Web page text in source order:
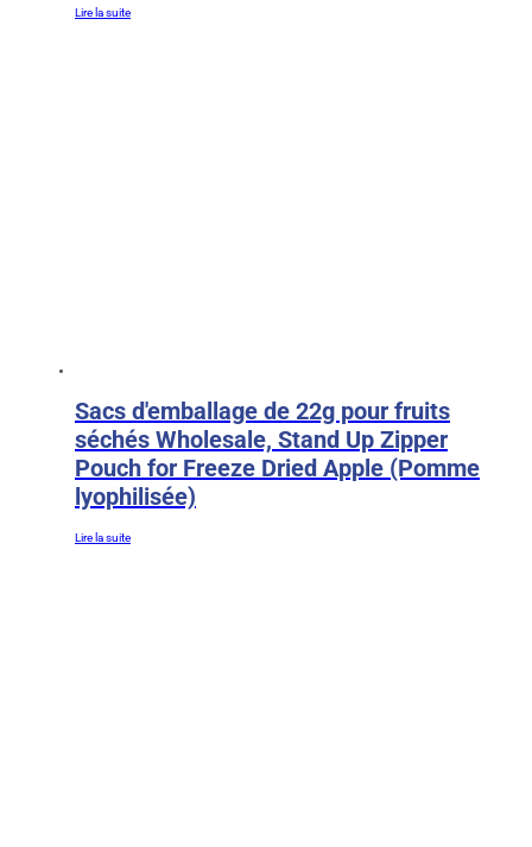
Lire la suite
Sacs d'emballage de 22g pour fruits
séchés Wholesale, Stand Up Zipper
Pouch for Freeze Dried Apple (Pomme
lyophilisée)
Lire la suite